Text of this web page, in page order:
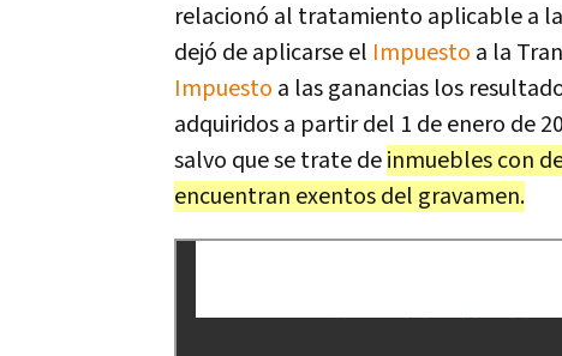
relacionó al tratamiento aplicable a
dejó de aplicarse el Impuesto a la
Impuesto a las ganancias los
adquiridos a partir del 1 de enero de
salvo que se trate deinmuebles con
encuentran exentos del gravamen.